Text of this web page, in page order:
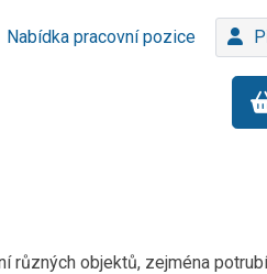
Nabídka pracovní pozice
různých objektů, zejména